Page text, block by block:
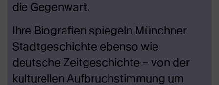
die Gegenwart.
Ihre Biografien spiegeln Münchner
Stadtgeschichte ebenso wie
deutsche Zeitgeschichte – von der
kulturellen Aufbruchstimmung um